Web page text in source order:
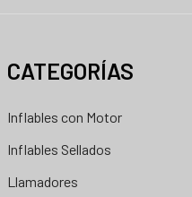
CATEGORÍAS
Inflables con Motor
Inflables Sellados
Llamadores